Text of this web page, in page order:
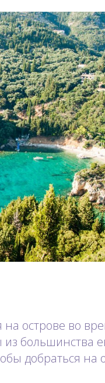
острове во
большинства
добраться на